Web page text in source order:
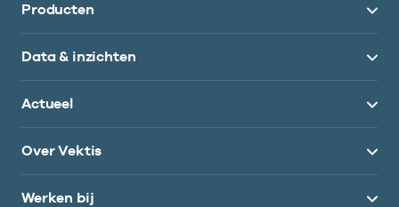
Producten
Data & inzichten
Actueel
Over Vektis
Werken bij